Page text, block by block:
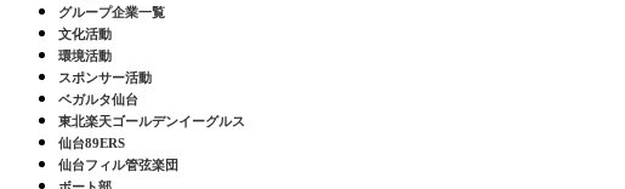
グループ企業一覧
文化活動
環境活動
スポンサー活動
ベガルタ仙台
東北楽天ゴールデンイーグルス
仙台89ERS
仙台フィル管弦楽団